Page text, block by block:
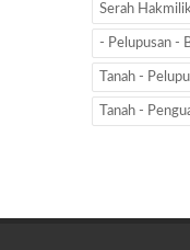
Serah
- Pelupusan -
Tanah -
Tanah -